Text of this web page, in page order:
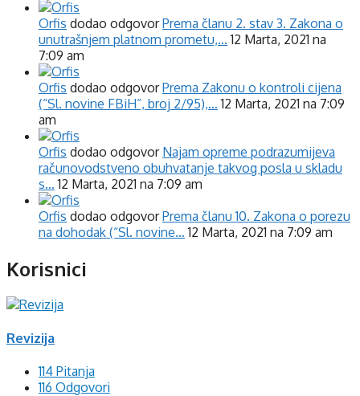
Orfis dodao odgovorPrema članu 2. stav 3. Zakona o
unutrašnjem platnom prometu,… 12 Marta, 2021 na
7:09 am
Orfis dodao odgovorPrema Zakonu o kontroli cijena
(“Sl. novine FBiH”, broj 2/95),… 12 Marta, 2021 na 7:09
am
Orfis dodao odgovor Najam opreme podrazumijeva
računovodstveno obuhvatanje takvog posla u skladu
s… 12 Marta, 2021 na 7:09 am
Orfis dodao odgovorPrema članu 10. Zakona o porezu
na dohodak (“Sl. novine… 12 Marta, 2021 na 7:09 am
Korisnici
Revizija
114 Pitanja
116 Odgovori